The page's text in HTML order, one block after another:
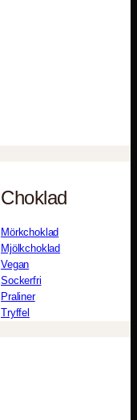
Choklad
Mörkchoklad
Mjölkchoklad
Vegan
Sockerfri
Praliner
Tryffel